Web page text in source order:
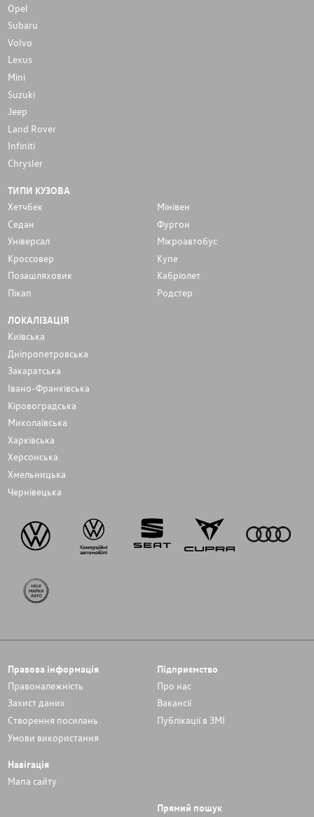
Opel
Subaru
Volvo
Lexus
Mini
Suzuki
Jeep
Land Rover
Infiniti
Chrysler
ТИПИ КУЗОВА
Хетчбек
Мінівен
Седан
Фургон
Унiверсал
Мікроавтобус
Кроссовер
Купе
Позашляховик
Кабріолет
Пікап
Родстер
ЛОКАЛІЗАЦІЯ
Київська
Дніпропетровська
Закаратська
Івано-Франківська
Кіровоградська
Миколаївська
Харківська
Херсонська
Хмельницька
Чернівецька
Правова інформація
Правоналежність
Захист даних
Cтворення посилань
Умови використання
Підприємство
Про нас
Вакансії
Публікації в ЗМІ
Навігація
Мапа сайту
Прямий пошук